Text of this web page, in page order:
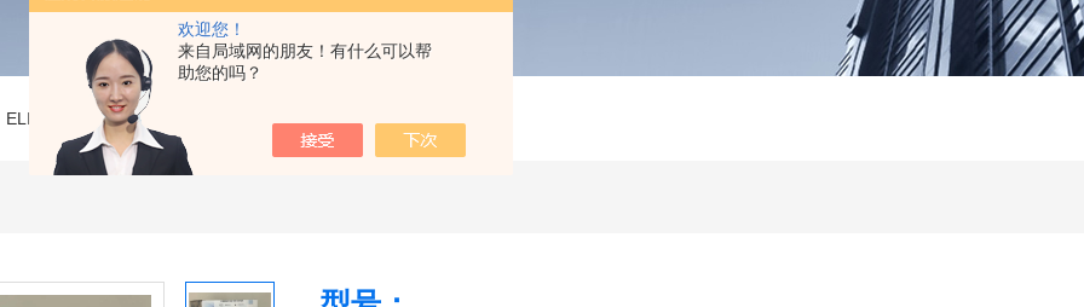
欢迎您！
来自局域网的朋友！有什么可以帮
助您的吗？
ELISA试剂盒>牛球虫病抗体(CD Ab)ELISA试剂盒